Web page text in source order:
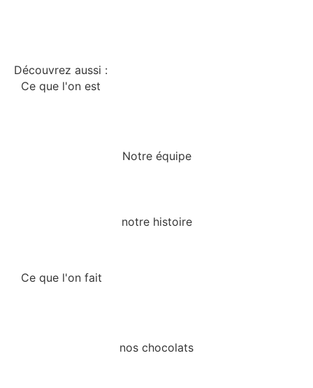
Découvrez aussi :
Ce que l'on est
Notre équipe
notre histoire
Ce que l'on fait
nos chocolats